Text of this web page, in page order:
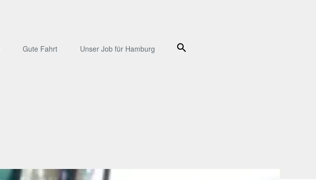
Gute Fahrt Unser Job für Hamburg Suche